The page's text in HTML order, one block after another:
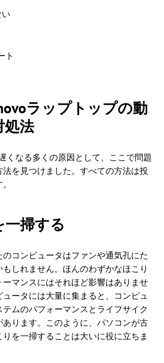
い
ト
ラップトップの動
処法
くなる多くの原因として、ここで問題
を見つけました。すべての方法は投
一掃する
コンピュータはファンや通気孔にた
しれません。ほんのわずかなほこり
マンスにはそれほど影響はありませ
ータには大量に集まると、コンピュ
ムのパフォーマンスとライフサイク
ります。このように、パソコンが古
を一掃することは大いに役に立ちま